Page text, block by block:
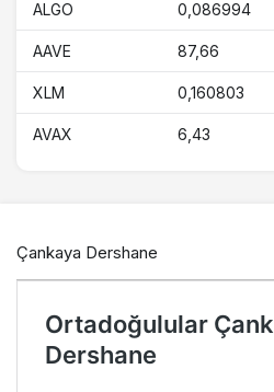
ALGO 0,086994
AAVE 87,66
XLM 0,160803
AVAX 6,43
Çankaya Dershane